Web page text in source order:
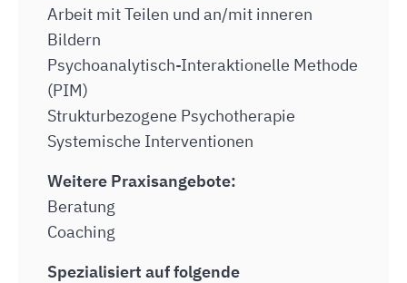
Arbeit mit Teilen und an/mit inneren
Bildern
Psychoanalytisch-Interaktionelle Methode
(PIM)
Strukturbezogene Psychotherapie
Systemische Interventionen
Weitere Praxisangebote:
Beratung
Coaching
Spezialisiert auf folgende